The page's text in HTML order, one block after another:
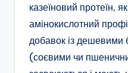
казеїновий протеїн,
амінокислотний
добавок із дешевими
(соєвими чи